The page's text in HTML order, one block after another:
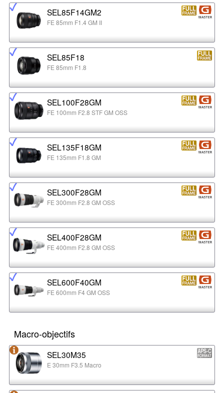
SEL85F14GM2
FE 85mm F1.4 GM II
SEL85F18
FE 85mm F1.8
SEL100F28GM
FE 100mm F2.8 STF GM OSS
SEL135F18GM
FE 135mm F1.8 GM
SEL300F28GM
FE 300mm F2.8 GM OSS
SEL400F28GM
FE 400mm F2.8 GM OSS
SEL600F40GM
FE 600mm F4 GM OSS
Macro-objectifs
SEL30M35
E 30mm F3.5 Macro